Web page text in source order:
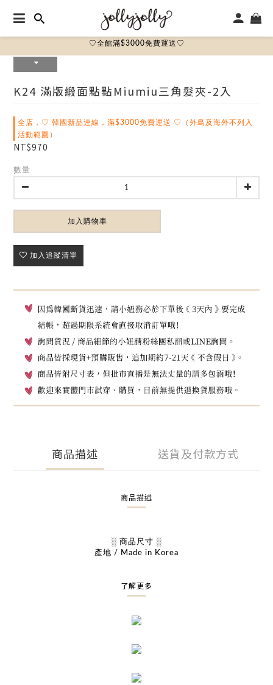
♡全館滿$3000免費運送♡
K24 滿版緞面點點miumiu三角髮夾-2入
全店，♡ 韓國新品連線，滿$3000免費運送 ♡（外島及海外不列入
活動範圍）
NT$970
數量
加入購物車
加入追蹤清單
商品描述 送貨及付款方式
商品描述
░ 商品尺寸 ░
產地 / Made in Korea
了解更多